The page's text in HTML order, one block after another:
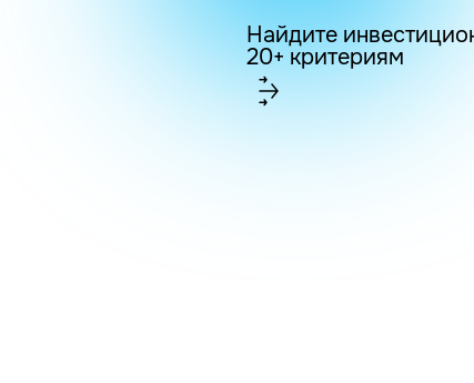
Найдите
20+ критериям